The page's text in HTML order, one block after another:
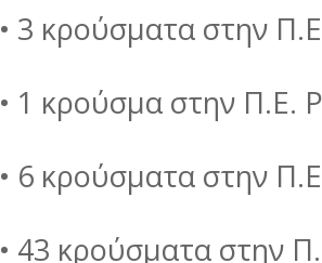
• 3 κρούσματα στην
• 1 κρούσμα στην Π.Ε.
• 6 κρούσματα στην
• 43 κρούσματα στην